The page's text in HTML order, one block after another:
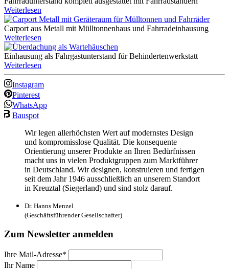
Weiterlesen
Carport aus Metall mit Mülltonnenhaus und Fahrradeinhausung
Weiterlesen
Einhausung als Fahrgastunterstand für Behindertenwerkstatt
Weiterlesen
Instagram
Pinterest
WhatsApp
Bauspot
Wir legen allerhöchsten Wert auf modernstes Design
und kompromisslose Qualität. Die konsequente
Orientierung unserer Produkte an Ihren Bedürfnissen
macht uns in vielen Produktgruppen zum Marktführer
in Deutschland. Wir designen, konstruieren und fertigen
seit dem Jahr 1946 ausschließlich an unserem Standort
in Kreuztal (Siegerland) und sind stolz darauf.
Dr. Hanns Menzel
(Geschäftsführender Gesellschafter)
Zum Newsletter anmelden
Ihre Mail-Adresse*
Ihr Name